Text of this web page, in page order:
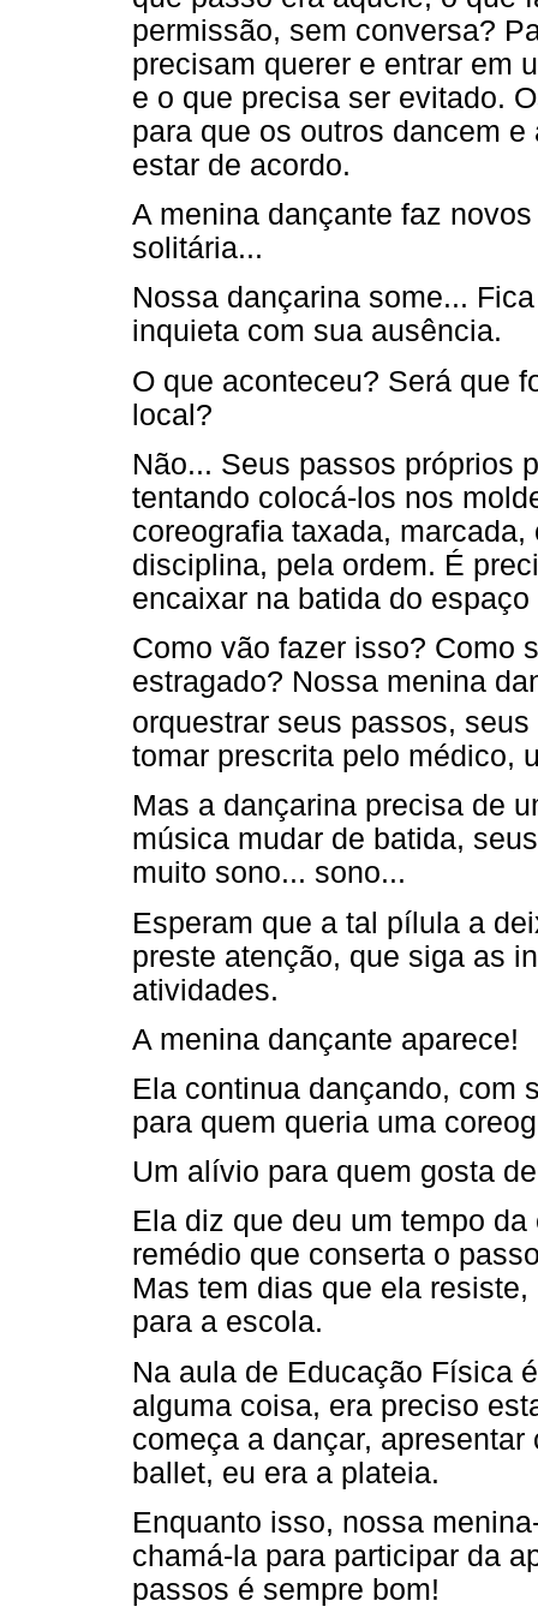
permissão, sem conversa?
precisam querer e entrar em
e o que precisa ser evitado.
para que os outros dancem
estar de acordo.
A menina dançante faz
solitária...
Nossa dançarina some...
inquieta com sua ausência.
O que aconteceu? Será que
local?
Não... Seus passos próprios
tentando colocá-los nos
coreografia taxada,
disciplina, pela ordem. É
encaixar na batida do espaço
Como vão fazer isso? Como
estragado? Nossa menina
orquestrar seus passos,
tomar prescrita pelo médico,
Mas a dançarina precisa de
música mudar de batida,
muito sono... sono...
Esperam que a tal pílula a
preste atenção, que siga as
atividades.
A menina dançante aparece!
Ela continua dançando, com
para quem queria uma
Um alívio para quem gosta
Ela diz que deu um tempo
remédio que conserta o
Mas tem dias que ela
para a escola.
Na aula de Educação Física
alguma coisa, era preciso
começa a dançar,
ballet, eu era a plateia.
Enquanto isso, nossa
chamá-la para participar da
passos é sempre bom!